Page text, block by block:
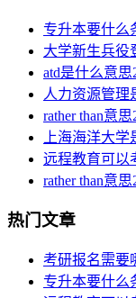
专升本要什么
大学新生兵役
atd是什么意思
人力资源管理
rather than意思
上海海洋大学
远程教育可以
rather than意思
热门文章
考研报名需要
专升本要什么